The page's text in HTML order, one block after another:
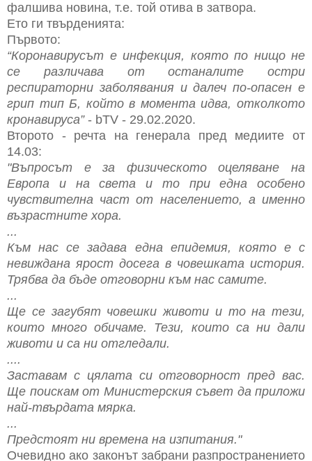
фалшива новина, т.е. той отива в затвора.
Ето ги твърденията:
Първото:
“Коронавирусът е инфекция, която по нищо не
се различава от останалите остри
респираторни заболявания и далеч по-опасен е
грип тип Б, който в момента идва, отколкото
кронавируса”- bTV - 29.02.2020.
Второто - речта на генерала пред медиите от
14.03:
"Въпросът е за физическото оцеляване на
Европа и на света и то при една особено
чувствителна част от населението, а именно
възрастните хора.
...
Към нас се задава една епидемия, която е с
невиждана ярост досега в човешката история.
Трябва да бъде отговорни към нас самите.
...
Ще се загубят човешки животи и то на тези,
които много обичаме. Тези, които са ни дали
животи и са ни отгледали.
....
Заставам с цялата си отговорност пред вас.
Ще поискам от Министерския съвет да приложи
най-твърдата мярка.
...
Предстоят ни времена на изпитания."
Очевидно ако законът забрани разпространението